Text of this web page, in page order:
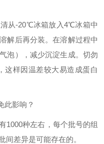
从-20℃冰箱放入4℃冰箱中
解后再分装。在溶解过程中
泡），减少沉淀生成。切勿
样因温差较大易造成蛋白
此影响？
1000种左右，每个批号的组
间差异是可能存在的。